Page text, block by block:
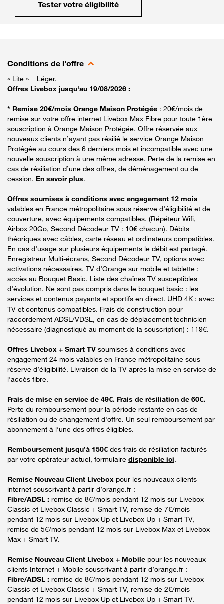
Tester votre éligibilité
Conditions de l'offre
« Lite » = Léger.
Offres Livebox jusqu'au 19/08/2026 :
* Remise 20€/mois Orange Maison Protégée : 20€/mois de
remise sur votre offre internet Livebox Max Fibre pour toute 1ère
souscription à Orange Maison Protégée. Offre réservée aux
nouveaux clients n’ayant pas résilié le service Orange Maison
Protégée au cours des 6 derniers mois et incompatible avec une
nouvelle souscription à une même adresse. Perte de la remise en
cas de résiliation d’une des offres, de déménagement ou de
cession. En savoir plus.
Offres soumises à conditions avec engagement 12 mois
valables en France métropolitaine sous réserve d’éligibilité et de
couverture, avec équipements compatibles. (Répéteur Wifi,
Airbox 20Go, Second Décodeur TV : 10€ chacun). Débits
théoriques avec câbles, carte réseau et ordinateurs compatibles.
En cas d’usage sur plusieurs équipements le débit est partagé.
Enregistreur Multi-écrans, Second Décodeur TV, options avec
activations nécessaires. TV d’Orange sur mobile et tablette :
accès au Bouquet Basic. Liste des chaînes TV susceptibles
d’évolution. Ne sont pas compris dans le bouquet basic : les
services et contenus payants et sportifs en direct. UHD 4K : avec
TV et contenus compatibles. Frais de construction pour
raccordement ADSL/VDSL, en cas de déplacement technicien
nécessaire (diagnostiqué au moment de la souscription) : 119€.
Offres Livebox + Smart TV soumises à conditions avec
engagement 24 mois valables en France métropolitaine sous
réserve d’éligibilité. Livraison de la TV après la mise en service de
l'accès fibre.
Frais de mise en service de 49€. Frais de résiliation de 60€.
Perte du remboursement pour la période restante en cas de
résiliation ou de changement d'offre. Un seul remboursement par
abonnement à l’une des offres éligibles.
Remboursement jusqu’à 150€ des frais de résiliation facturés
par votre opérateur actuel, formulaire disponible ici.
Remise Nouveau Client Livebox pour les nouveaux clients
internet souscrivant à partir d’orange.fr :
Fibre/ADSL : remise de 8€/mois pendant 12 mois sur Livebox
Classic et Livebox Classic + Smart TV, remise de 7€/mois
pendant 12 mois sur Livebox Up et Livebox Up + Smart TV,
remise de 5€/mois pendant 12 mois sur Livebox Max et Livebox
Max + Smart TV.
Remise Nouveau Client Livebox + Mobile pour les nouveaux
clients Internet + Mobile souscrivant à partir d’orange.fr :
Fibre/ADSL : remise de 8€/mois pendant 12 mois sur Livebox
Classic et Livebox Classic + Smart TV, remise de 2€/mois
pendant 12 mois sur Livebox Up et Livebox Up + Smart TV.